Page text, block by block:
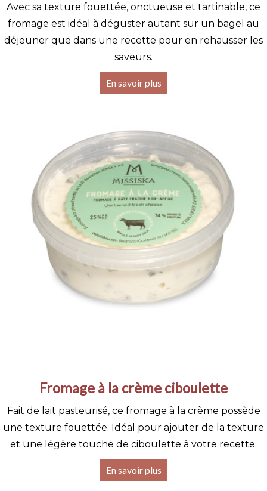
Avec sa texture fouettée, onctueuse et tartinable, ce
fromage est idéal à déguster autant sur un bagel au
déjeuner que dans une recette pour en rehausser les
saveurs.
En savoir plus
Fromage à la crème ciboulette
Fait de lait pasteurisé, ce fromage à la crème possède
une texture fouettée. Idéal pour ajouter de la texture
et une légère touche de ciboulette à votre recette.
En savoir plus